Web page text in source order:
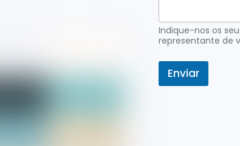
o
E
a
l
Indique-nos os
representante de
Enviar